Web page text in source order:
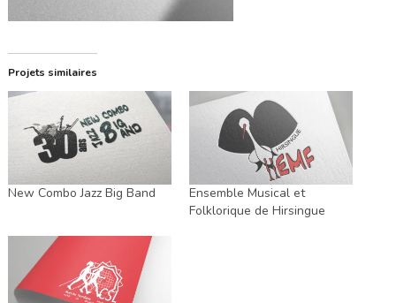
Projets similaires
New Combo Jazz Big Band
Ensemble Musical et
Folklorique de Hirsingue